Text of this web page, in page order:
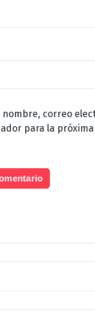
nombre, correo
para la próxima